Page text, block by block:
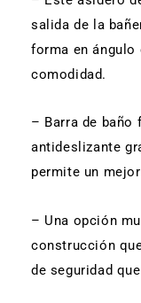
salida de la
forma en ángulo
comodidad.
– Barra de baño
antideslizante
permite un
– Una opción
construcción
de seguridad